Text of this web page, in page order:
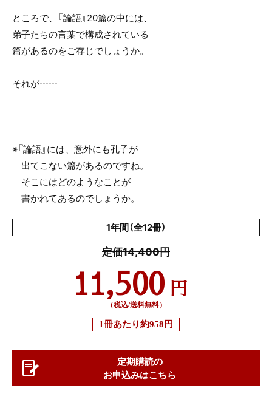
ところで、『論語』20篇の中には、
弟子たちの言葉で構成されている
篇があるのをご存じでしょうか。
それが……
※『論語』には、意外にも孔子が
出てこない篇があるのですね。
そこにはどのようなことが
書かれてあるのでしょうか。
1年間（全12冊）
定価14,400円
11,500 円
（税込/送料無料）
1冊あたり約958円
定期購読の
お申込みはこちら